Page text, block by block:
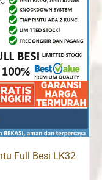
Full Besi LK32